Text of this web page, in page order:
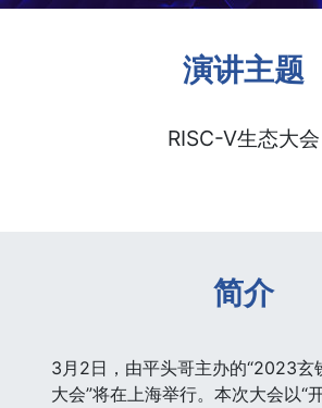
演讲主题
RISC-V生态大会
简介
3月2日，由平头哥主办的“2023玄
大会”将在上海举行。本次大会以“